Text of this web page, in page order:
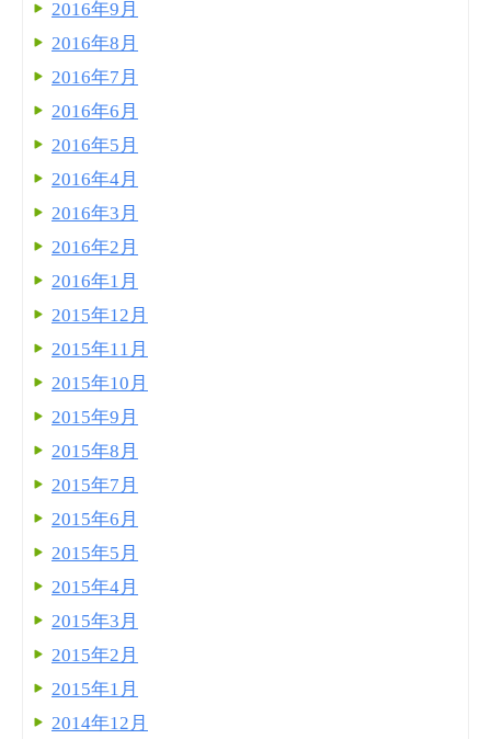
2016年9月
2016年8月
2016年7月
2016年6月
2016年5月
2016年4月
2016年3月
2016年2月
2016年1月
2015年12月
2015年11月
2015年10月
2015年9月
2015年8月
2015年7月
2015年6月
2015年5月
2015年4月
2015年3月
2015年2月
2015年1月
2014年12月